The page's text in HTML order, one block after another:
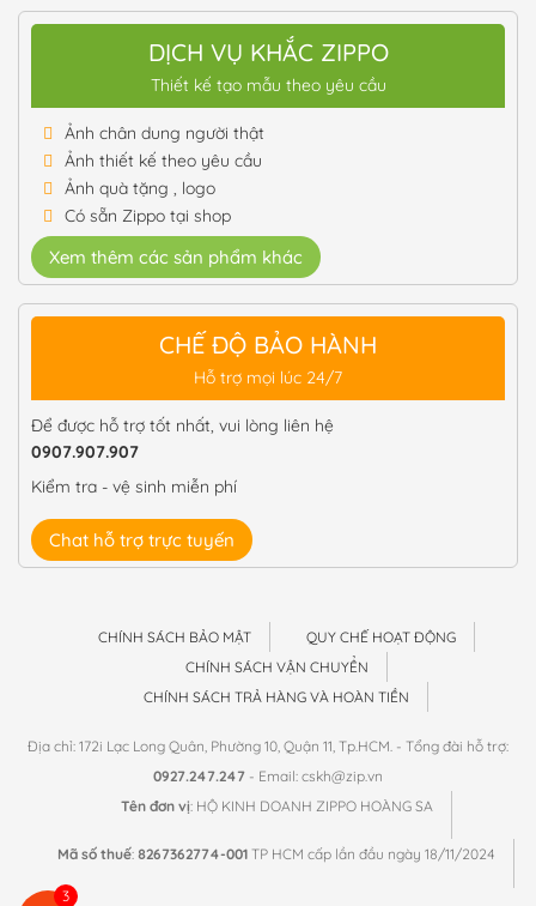
DỊCH VỤ KHẮC ZIPPO
Thiết kế tạo mẫu theo yêu cầu
Ảnh chân dung người thật
Ảnh thiết kế theo yêu cầu
Ảnh quà tặng , logo
Có sẵn Zippo tại shop
Xem thêm các sản phẩm khác
CHẾ ĐỘ BẢO HÀNH
Hỗ trợ mọi lúc 24/7
Để được hỗ trợ tốt nhất, vui lòng liên hệ
0907.907.907
Kiểm tra - vệ sinh miễn phí
Chat hỗ trợ trực tuyến
CHÍNH SÁCH BẢO MẬT
QUY CHẾ HOẠT ĐỘNG
CHÍNH SÁCH VẬN CHUYỂN
CHÍNH SÁCH TRẢ HÀNG VÀ HOÀN TIỀN
Địa chỉ: 172i Lạc Long Quân, Phường 10, Quận 11, Tp.HCM. - Tổng đài hỗ trợ:
0927.247.247 - Email: cskh@zip.vn
Tên đơn vị: HỘ KINH DOANH ZIPPO HOÀNG SA
Mã số thuế:8267362774-001TP HCM cấp lần đầu ngày 18/11/2024
3